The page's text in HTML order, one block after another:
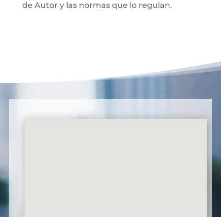
de Autor y las normas que lo regulan.